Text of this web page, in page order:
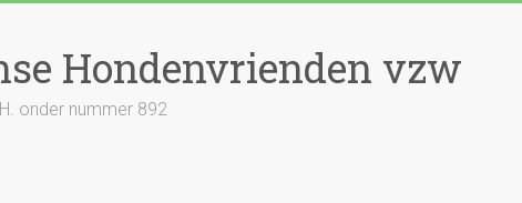
Hondenvrienden vzw
onder nummer 892